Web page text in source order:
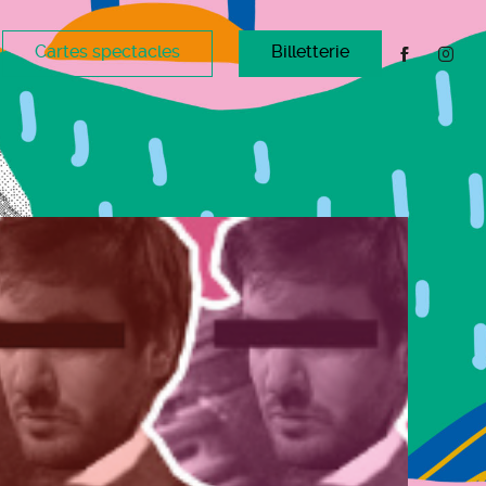
Cartes spectacles Billetterie